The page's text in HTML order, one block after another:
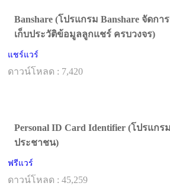
Banshare (โปรแกรม Banshare จัดก
เก็บประวัติข้อมูลลูกแชร์ ครบวงจร)
แชร์แวร์
ดาวน์โหลด : 7,420
Personal ID Card Identifier (โปรแก
ประชาชน)
ฟรีแวร์
ดาวน์โหลด : 45,259